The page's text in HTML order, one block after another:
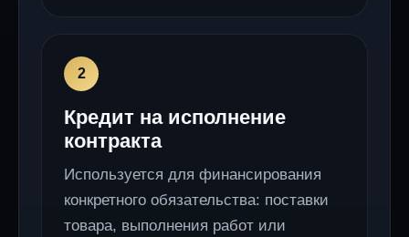
Кредит на исполнение
контракта
Используется для финансирования
конкретного обязательства: поставки
товара, выполнения работ или